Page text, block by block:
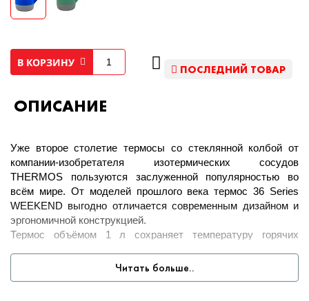
В КОРЗИНУ
ПОСЛЕДНИЙ ТОВАР
ОПИСАНИЕ
Уже второе столетие термосы со стеклянной колбой от
компании-изобретателя изотермических сосудов
THERMOS пользуются заслуженной популярностью во
всём мире. От моделей прошлого века термос 36 Series
WEEKEND выгодно отличается современным дизайном и
эргономичной конструкцией.
Термос объёмом 1 л сохраняет температуру горячих
благодаря специальной запатентованной технологии
производства стеклянных колб с вакуумной изоляцией
Читать больше..